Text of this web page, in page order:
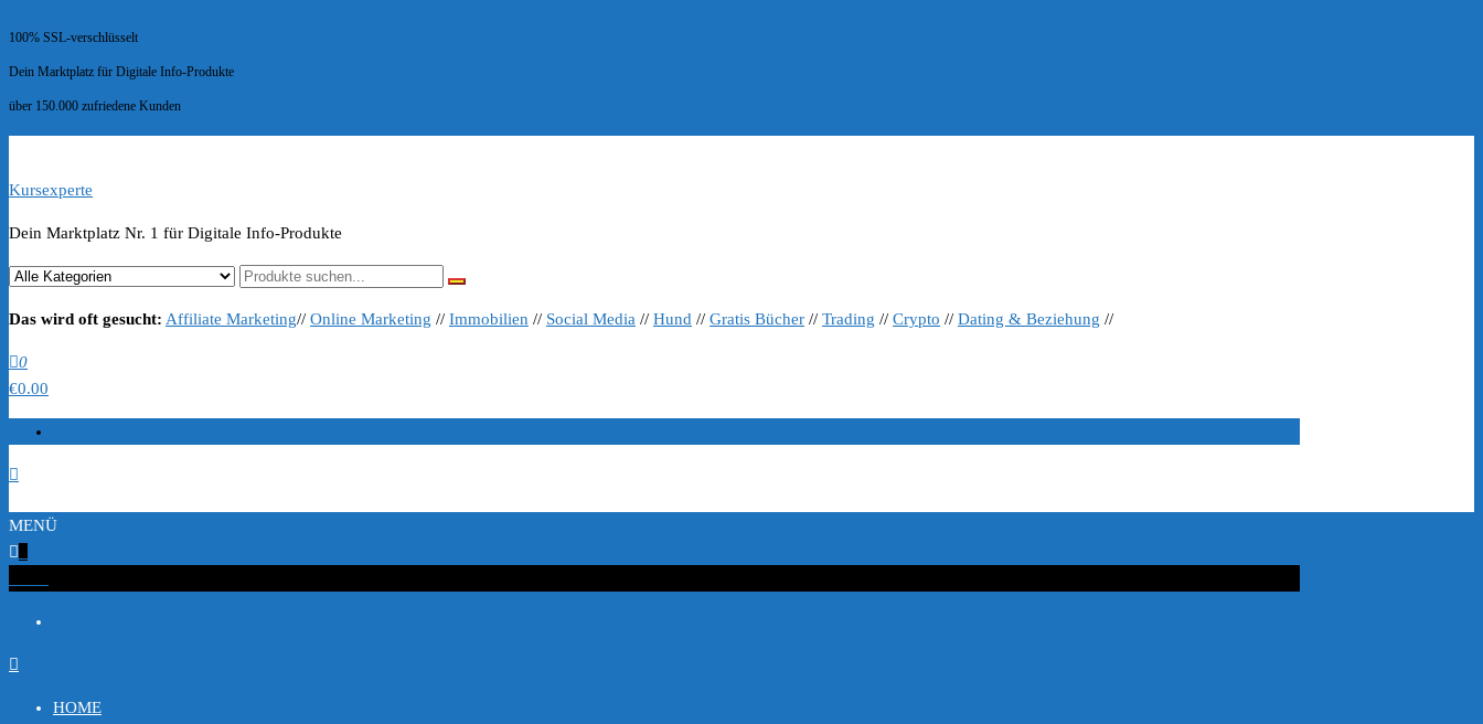
100% SSL-verschlüsselt
Dein Marktplatz für Digitale Info-Produkte
über 150.000 zufriedene Kunden
Kursexperte
Dein Marktplatz Nr. 1 für Digitale Info-Produkte
Das wird oft gesucht: Affiliate Marketing// Online Marketing // Immobilien // Social Media // Hund // Gratis Bücher // Trading // Crypto // Dating & Beziehung //
0
€0.00
MENÜ
HOME